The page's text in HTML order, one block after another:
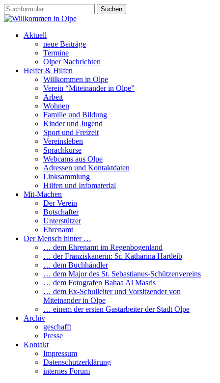
Aktuell
neue Beiträge
Termine
Olper Nachrichten
Helfer & Hilfen
Willkommen in Olpe
Verein “Miteinander in Olpe”
Arbeit
Wohnen
Familie und Bildung
Kinder und Jugend
Sport und Freizeit
Vereinsleben
Sprachkurse
Webcams aus Olpe
Adressen und Kontaktdaten
Linksammlung
Hilfen und Infomaterial
Mit-Machen
Der Verein
Botschafter
Unterstützer
Ehrenamt
Der Mensch hinter …
… dem Ehrenamt im Regenbogenland
… der Franziskanerin: Sr. Katharina Hartleib
… dem Buchhändler
… dem Major des St. Sebastianus-Schützenvereins
… dem Fotografen Bahaa Al Masris
… dem Ex-Schulleiter und Vorsitzender von
Miteinander in Olpe
… einem der ersten Gastarbeiter der Stadt Olpe
Archiv
geschafft
Presse
Kontakt
Impressum
Datenschutzerklärung
internes Forum